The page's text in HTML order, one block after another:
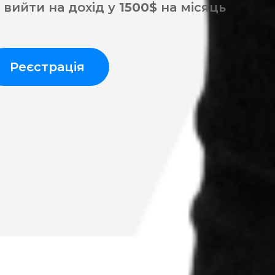
вийти на дохід у 1500$ на місяць
Реєстрація